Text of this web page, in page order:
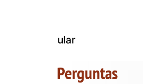
triangular
Perguntas